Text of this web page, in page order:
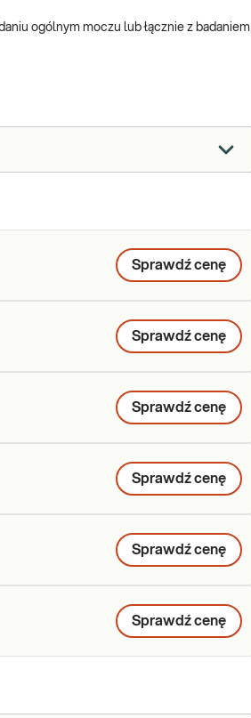
ogólnym moczu lub łącznie z badaniem
Sprawdź cenę
Sprawdź cenę
Sprawdź cenę
Sprawdź cenę
Sprawdź cenę
Sprawdź cenę